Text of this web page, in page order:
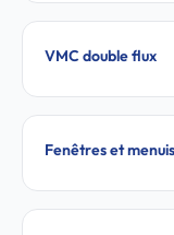
VMC double flux
Fenêtres et